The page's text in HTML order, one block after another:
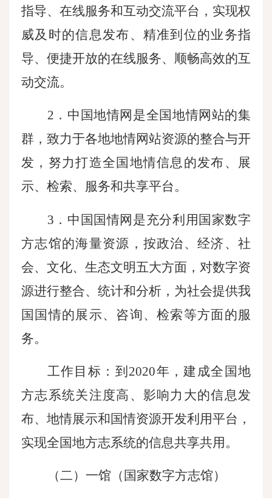
指导、在线服务和互动交流平台，实现权
威及时的信息发布、精准到位的业务指
导、便捷开放的在线服务、顺畅高效的互
动交流。
2．中国地情网是全国地情网站的集
群，致力于各地地情网站资源的整合与开
发，努力打造全国地情信息的发布、展
示、检索、服务和共享平台。
3．中国国情网是充分利用国家数字
方志馆的海量资源，按政治、经济、社
会、文化、生态文明五大方面，对数字资
源进行整合、统计和分析，为社会提供我
国国情的展示、咨询、检索等方面的服
务。
工作目标：到 2020年，建成全国地
方志系统关注度高、影响力大的信息发
布、地情展示和国情资源开发利用平台，
实现全国地方志系统的信息共享共用。
（二）一馆（国家数字方志馆）